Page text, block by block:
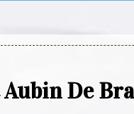
De